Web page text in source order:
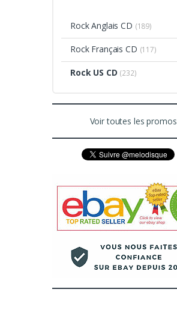
Rock Anglais CD (189)
Rock Français CD (117)
Rock US CD (232)
Voir toutes les promos